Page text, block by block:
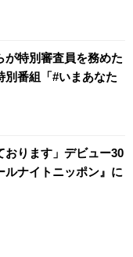
が特別審査員を務めた
別番組「#いまあなた
おります」デビュー30
ルナイトニッポン』に